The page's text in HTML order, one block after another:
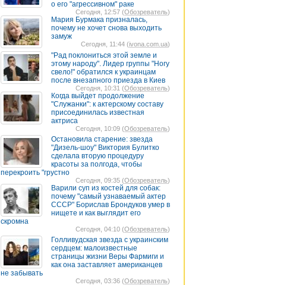
о его "агрессивном" раке
Сегодня, 12:57 (Обозреватель)
Мария Бурмака призналась,
почему не хочет снова выходить
замуж
Сегодня, 11:44 (ivona.com.ua)
"Рад поклониться этой земле и
этому народу". Лидер группы "Ногу
свело!" обратился к украинцам
после внезапного приезда в Киев
Сегодня, 10:31 (Обозреватель)
Когда выйдет продолжение
"Служанки": к актерскому составу
присоединилась известная
актриса
Сегодня, 10:09 (Обозреватель)
Остановила старение: звезда
"Дизель-шоу" Виктория Булитко
сделала вторую процедуру
красоты за полгода, чтобы
перекроить "грустно
Сегодня, 09:35 (Обозреватель)
Варили суп из костей для собак:
почему "самый узнаваемый актер
СССР" Борислав Брондуков умер в
нищете и как выглядит его
скромна
Сегодня, 04:10 (Обозреватель)
Голливудская звезда с украинским
сердцем: малоизвестные
страницы жизни Веры Фармиги и
как она заставляет американцев
не забывать
Сегодня, 03:36 (Обозреватель)